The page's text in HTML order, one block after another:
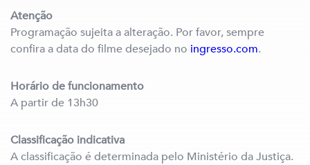
Atenção
Programação sujeita a alteração. Por favor, sempre
confira a data do filme desejado no ingresso.com.
Horário de funcionamento
A partir de 13h30
Classificação indicativa
A classificação é determinada pelo Ministério da Justiça.